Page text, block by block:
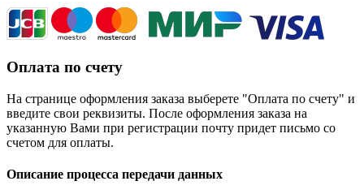
Оплата по счету
На странице оформления заказа выберете "Оплата по счету" и
введите свои реквизиты. После оформления заказа на
указанную Вами при регистрации почту придет письмо со
счетом для оплаты.
Описание процесса передачи данных